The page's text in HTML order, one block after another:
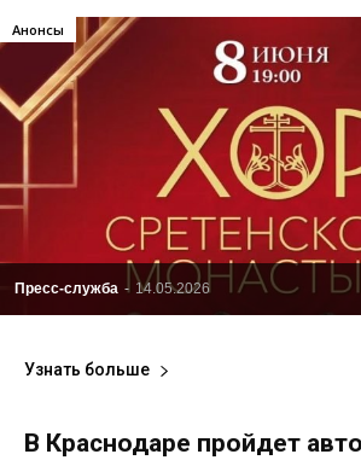
Пресс-служба - 14.05.2026
Анонсы
Узнать больше
В Краснодаре пройдет